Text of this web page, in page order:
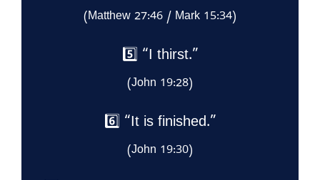
(Matthew 27:46 / Mark 15:34)
5️⃣ “I thirst.”
(John 19:28)
6️⃣ “It is finished.”
(John 19:30)